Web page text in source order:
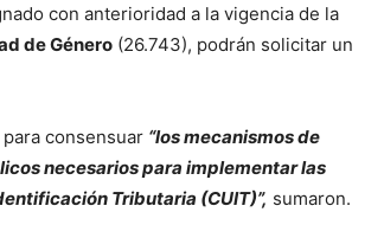
con anterioridad a la vigencia de la
de Género (26.743), podrán solicitar un
para consensuar “los mecanismos de
necesarios para implementar las
Tributaria (CUIT)”, sumaron.